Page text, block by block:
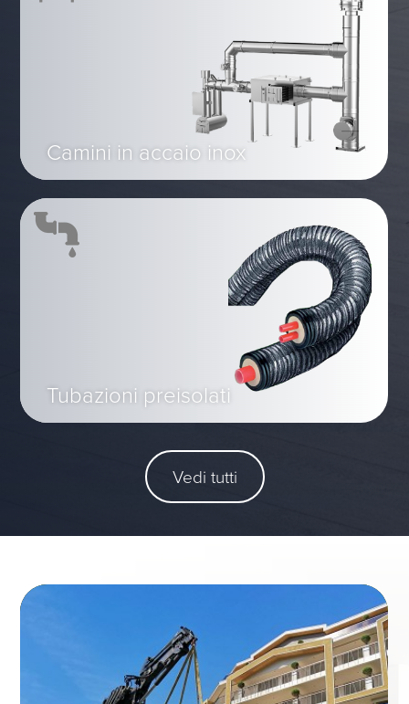
Camini in accaio inox
Tubazioni preisolati
Vedi tutti